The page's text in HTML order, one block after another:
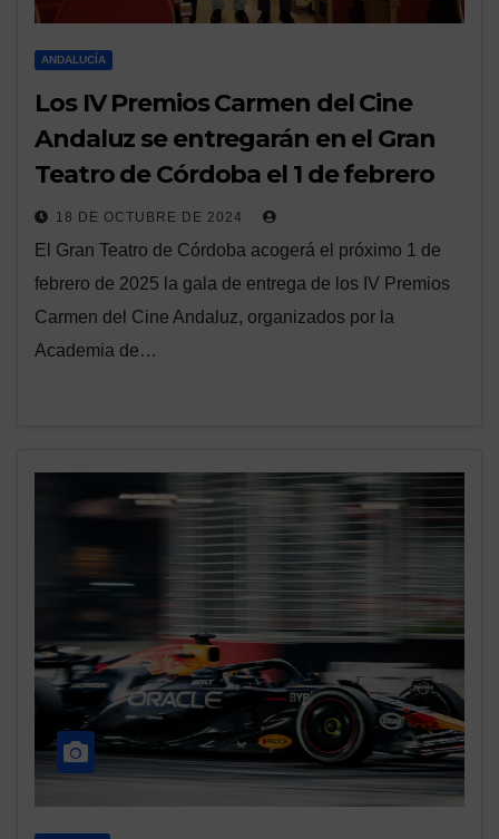
ANDALUCÍA
Los IV Premios Carmen del Cine
Andaluz se entregarán en el Gran
Teatro de Córdoba el 1 de febrero
18 DE OCTUBRE DE 2024
El Gran Teatro de Córdoba acogerá el próximo 1 de
febrero de 2025 la gala de entrega de los IV Premios
Carmen del Cine Andaluz, organizados por la
Academia de…